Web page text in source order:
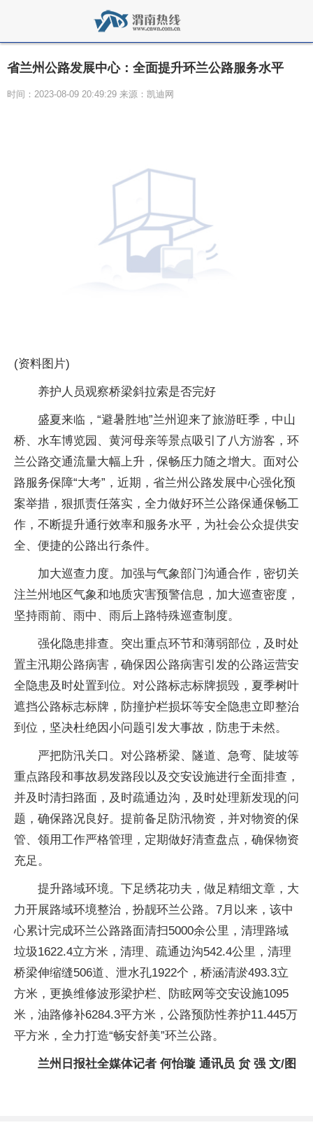
省兰州公路发展中心：全面提升环兰公路服务水平
时间：2023-08-09 20:49:29 来源：凯迪网
(资料图片)
养护人员观察桥梁斜拉索是否完好
盛夏来临，“避暑胜地”兰州迎来了旅游旺季，中山
桥、水车博览园、黄河母亲等景点吸引了八方游客，环
兰公路交通流量大幅上升，保畅压力随之增大。面对公
路服务保障“大考”，近期，省兰州公路发展中心强化预
案举措，狠抓责任落实，全力做好环兰公路保通保畅工
作，不断提升通行效率和服务水平，为社会公众提供安
全、便捷的公路出行条件。
加大巡查力度。加强与气象部门沟通合作，密切关
注兰州地区气象和地质灾害预警信息，加大巡查密度，
坚持雨前、雨中、雨后上路特殊巡查制度。
强化隐患排查。突出重点环节和薄弱部位，及时处
置主汛期公路病害，确保因公路病害引发的公路运营安
全隐患及时处置到位。对公路标志标牌损毁，夏季树叶
遮挡公路标志标牌，防撞护栏损坏等安全隐患立即整治
到位，坚决杜绝因小问题引发大事故，防患于未然。
严把防汛关口。对公路桥梁、隧道、急弯、陡坡等
重点路段和事故易发路段以及交安设施进行全面排查，
并及时清扫路面，及时疏通边沟，及时处理新发现的问
题，确保路况良好。提前备足防汛物资，并对物资的保
管、领用工作严格管理，定期做好清查盘点，确保物资
充足。
提升路域环境。下足绣花功夫，做足精细文章，大
力开展路域环境整治，扮靓环兰公路。7月以来，该中
心累计完成环兰公路路面清扫5000余公里，清理路域
垃圾1622.4立方米，清理、疏通边沟542.4公里，清理
桥梁伸缩缝506道、泄水孔1922个，桥涵清淤493.3立
方米，更换维修波形梁护栏、防眩网等交安设施1095
米，油路修补6284.3平方米，公路预防性养护11.445万
平方米，全力打造“畅安舒美”环兰公路。
兰州日报社全媒体记者 何怡璇 通讯员 贠 强 文/图